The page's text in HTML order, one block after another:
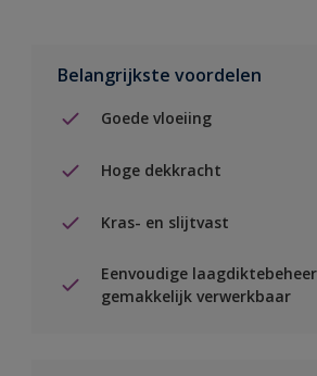
Belangrijkste voordelen
Goede vloeiing
Hoge dekkracht
Kras- en slijtvast
Eenvoudige
gemakkelijk verwerkbaar